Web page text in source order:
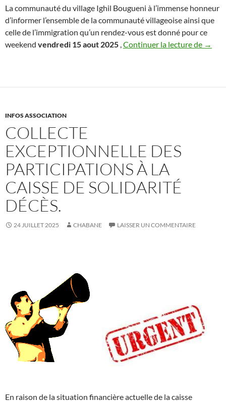
La communauté du village Ighil Bougueni à l’immense honneur
d’informer l’ensemble de la communauté villageoise ainsi que
celle de l’immigration qu’un rendez-vous est donné pour ce
weekend vendredi 15 aout 2025 Continuer la lecture de →
INFOS ASSOCIATION
COLLECTE
EXCEPTIONNELLE DES
PARTICIPATIONS À LA
CAISSE DE SOLIDARITÉ
DÉCÈS.
24 JUILLET 2025 CHABANE LAISSER UN COMMENTAIRE
En raison de la situation financière actuelle de la caisse